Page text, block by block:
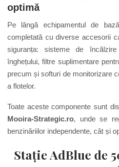
optimă
Pe lângă echipamentul de
completată cu diverse accesorii
siguranța: sisteme de
înghețului, filtre suplimentare
precum și softuri de monitorizare
a flotelor.
Toate aceste componente sunt
Mooira-Strategic.ro, unde se
benzinăriilor independente, cât și
Stație AdBlue de